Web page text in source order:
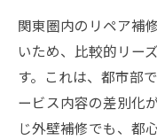
リペア補修
業者と比較
外壁補修の
自分でリペ
リペア補修費
関東圏内のリペア補
いため、比較的リー
す。これは、都市部
ービス内容の差別化
じ外壁補修でも、都